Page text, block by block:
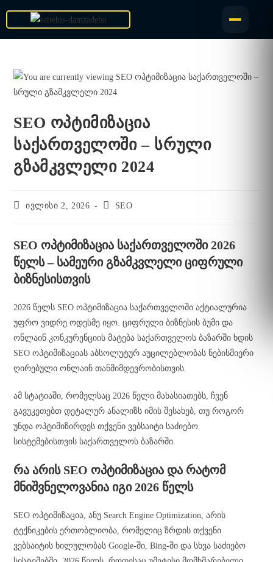
SEO ოპტიმიზაცია
საქართველოში – სრული
გზამკვლელი 2024
ივლისი 2, 2026 SEO
SEO ოპტიმიზაცია საქართველოში 2026
წელს – სამეური გზამკვლელი ციფრული
ბიზნესისთვის
2026 წელს SEO ოპტიმიზაცია საქართველოში აქტიალურია
უფრო ვიდრე ოდესმე იყო. ციფრული ბიზნესის ბუმი და
ონლაინ კონკურენციის მატება საქართველოს ბაზარში ხდის
SEO ოპტიმიზაციას აბსოლუტურ აუცილებლობას ნებისმიერი
ღირებული ონლაინ თანმიმდევრობისთვის.
ამ სტატიაში, რომელსაც 2026 წელი მახასიათებს, ჩვენ
გავუკეთებთ დეტალურ ანალიზს იმის შესახებ, თუ როგორ
უნდა ოპტიმიზირდეს თქვენი ვებსაიტი საძიებო
სისტემებისთვის საქართველოს ბაზარში.
რა არის SEO ოპტიმიზაცია და რატომ
მნიშვნელოვანია იგი 2026 წელს
SEO ოპტიმიზაცია, ანუ Search Engine Optimization, არის
ტექნიკების ერთობლიობა, რომელიც ზრდის თქვენი
ვებსაიტის ხილულობას Google-ში, Bing-ში და სხვა საძიებო